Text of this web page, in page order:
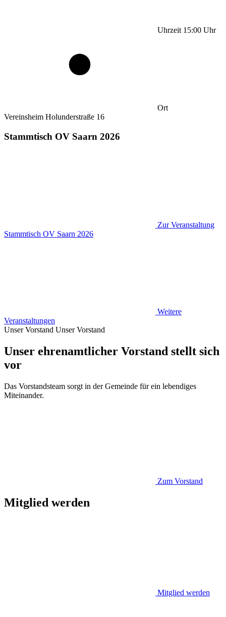
Uhrzeit 15:00 Uhr
Ort
Vereinsheim Holunderstraße 16
Stammtisch OV Saarn 2026
Zur Veranstaltung
Stammtisch OV Saarn 2026
Weitere
Veranstaltungen
Unser Vorstand Unser Vorstand
Unser ehrenamtlicher Vorstand stellt sich
vor
Das Vorstandsteam sorgt in der Gemeinde für ein lebendiges
Miteinander.
Zum Vorstand
Mitglied werden
Mitglied werden